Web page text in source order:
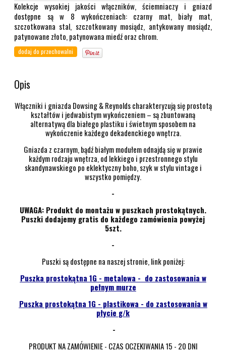
Kolekcje wysokiej jakości włączników, ściemniaczy i gniazd
dostępne są w 8 wykończeniach: czarny mat, biały mat,
szczotkowana stal, szczotkowany mosiądz, antykowany mosiądz,
patynowane złoto, patynowana miedź oraz chrom.
dodaj do przechowalni
Opis
Włączniki i gniazda Dowsing & Reynolds charakteryzują się prostotą
kształtów i jedwabistym wykończeniem – są zbuntowaną
alternatywą dla białego plastiku i świetnym sposobem na
wykończenie każdego dekadenckiego wnętrza.
Gniazda z czarnym, bądź białym modułem odnajdą się w prawie
każdym rodzaju wnętrza, od lekkiego i przestronnego stylu
skandynawskiego po eklektyczny boho, szyk w stylu vintage i
wszystko pomiędzy.
-
UWAGA: Produkt do montażu w puszkach prostokątnych.
Puszki dodajemy gratis do każdego zamówienia powyżej
5szt.
-
Puszki są dostępne na naszej stronie, link poniżej:
Puszka prostokątna 1G - metalowa - do zastosowania w
pełnym murze
Puszka prostokątna 1G - plastikowa - do zastosowania w
płycie g/k
-
PRODUKT NA ZAMÓWIENIE - CZAS OCZEKIWANIA 15 - 20 DNI